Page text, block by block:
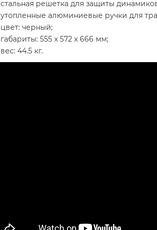
стальная решетка для защиты
утопленные алюминиевые ручки для
цвет: черный;
габариты: 555 x 572 x 666 мм;
вес: 44.5 кг.